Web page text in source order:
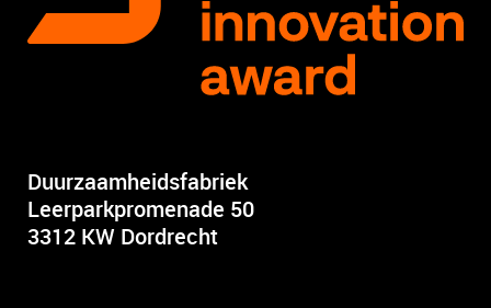
Duurzaamheidsfabriek
Leerparkpromenade 50
3312 KW Dordrecht